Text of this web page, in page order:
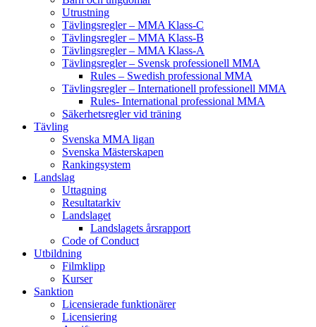
Utrustning
Tävlingsregler – MMA Klass-C
Tävlingsregler – MMA Klass-B
Tävlingsregler – MMA Klass-A
Tävlingsregler – Svensk professionell MMA
Rules – Swedish professional MMA
Tävlingsregler – Internationell professionell MMA
Rules- International professional MMA
Säkerhetsregler vid träning
Tävling
Svenska MMA ligan
Svenska Mästerskapen
Rankingsystem
Landslag
Uttagning
Resultatarkiv
Landslaget
Landslagets årsrapport
Code of Conduct
Utbildning
Filmklipp
Kurser
Sanktion
Licensierade funktionärer
Licensiering